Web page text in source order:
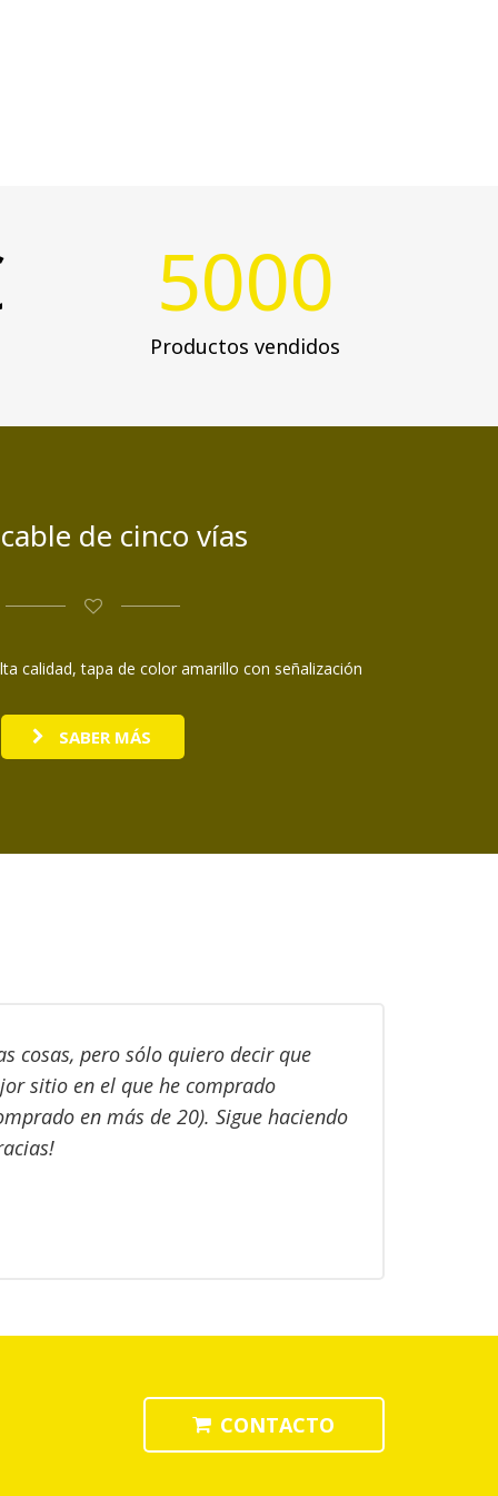
5000
Productos vendidos
de cinco vías
calidad, tapa de color amarillo con señalización
SABER MÁS
cosas, pero sólo quiero decir que
sitio en el que he comprado
en más de 20). Sigue haciendo
CONTACTO